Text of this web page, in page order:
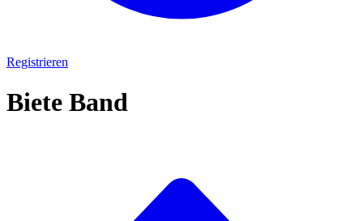
Registrieren
Biete Band